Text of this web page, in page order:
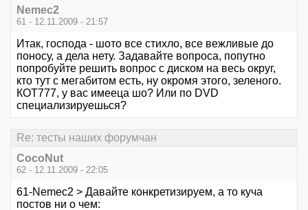
Nemec2
61 - 12.11.2009 - 21:57
Итак, господа - шото все стихло, все вежливые до
поносу, а дела нету. Задавайте вопроса, попутно
попробуйте решить вопрос с диском на весь округ,
кто тут с мегабитом есть, ну окромя этого, зеленого.
КОТ777, у вас имееца шо? Или по DVD
специализируешься?
Re: тесты наших форумчан
CocoNut
62 - 12.11.2009 - 22:05
61-Nemec2 > Давайте конкретизируем, а то куча
постов ни о чем: